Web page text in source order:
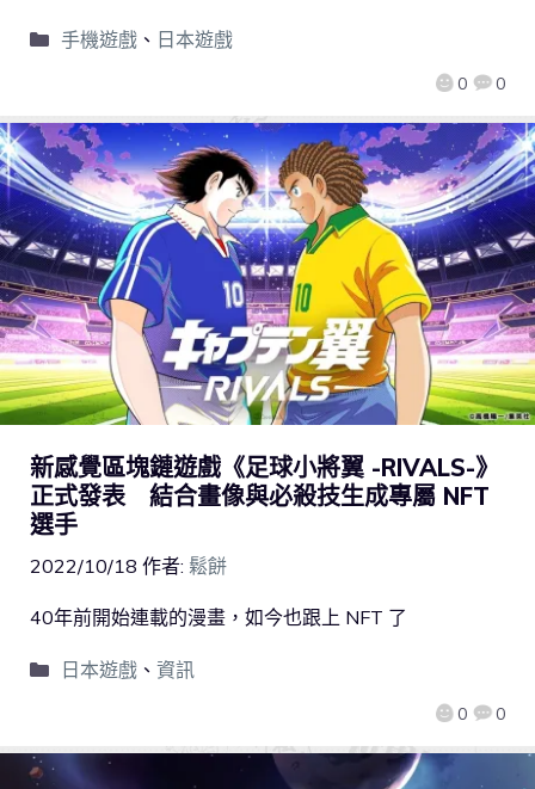
0 0
手機遊戲、 日本遊戲
新感覺區塊鏈遊戲《足球小將翼 -RIVALS-》
正式發表 結合畫像與必殺技生成專屬 NFT
選手
2022/10/18 作者: 鬆餅
0 0
40年前開始連載的漫畫，如今也跟上 NFT 了
日本遊戲、 資訊